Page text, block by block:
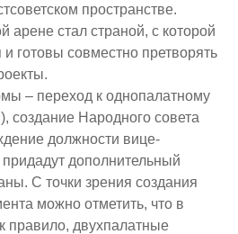
пространстве.
арене стал страной, с которой
и готовы совместно претворять
– переход к однопалатному
создание Народного совета
должности вице-
дополнительный
С точки зрения создания
можно отметить, что в
правило, двухпалатные